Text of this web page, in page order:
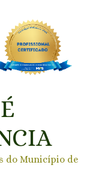
do Município de